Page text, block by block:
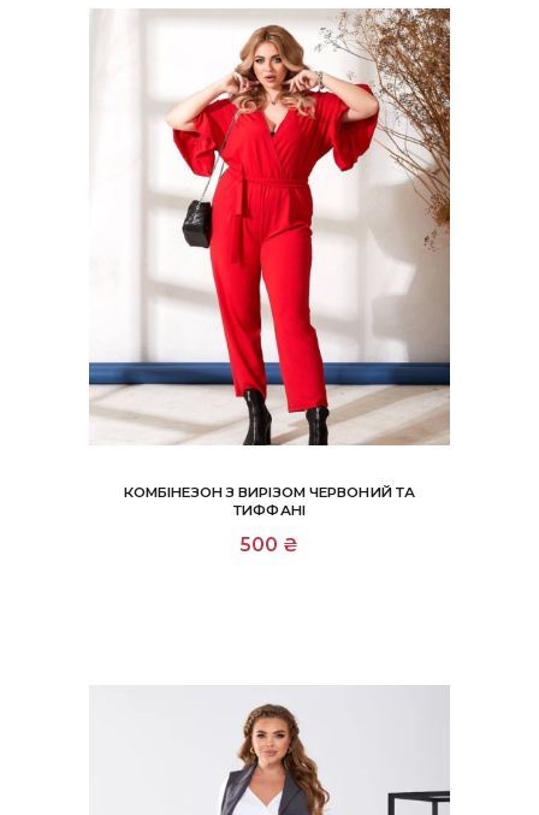
КОМБІНЕЗОН З ВИРІЗОМ ЧЕРВОНИЙ ТА
ТИФФАНІ
500 ₴
вибрати
сторінці
товару